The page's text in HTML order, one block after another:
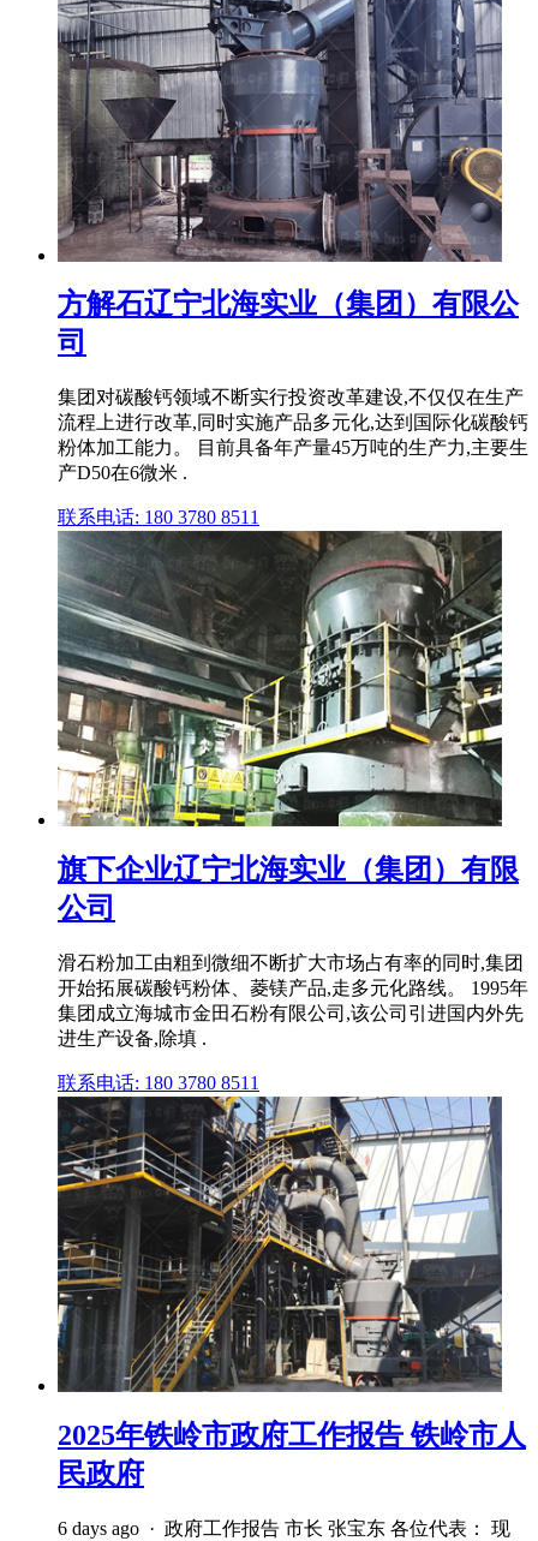
方解石辽宁北海实业（集团）有限公
司
集团对碳酸钙领域不断实行投资改革建设,不仅仅在生产
流程上进行改革,同时实施产品多元化,达到国际化碳酸钙
粉体加工能力。 目前具备年产量45万吨的生产力,主要生
产D50在6微米 .
联系电话: 180 3780 8511
旗下企业辽宁北海实业（集团）有限
公司
滑石粉加工由粗到微细不断扩大市场占有率的同时,集团
开始拓展碳酸钙粉体、菱镁产品,走多元化路线。 1995年
集团成立海城市金田石粉有限公司,该公司引进国内外先
进生产设备,除填 .
联系电话: 180 3780 8511
2025年铁岭市政府工作报告 铁岭市人
民政府
6 days ago · 政府工作报告 市长 张宝东 各位代表： 现